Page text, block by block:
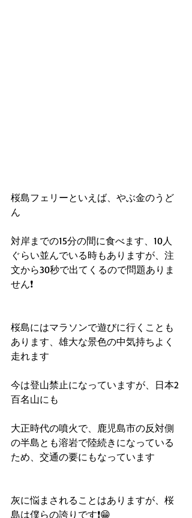
桜島フェリーといえば、やぶ金のうど
ん
対岸までの15分の間に食べます、10人
ぐらい並んでいる時もありますが、注
文から30秒で出てくるので問題ありま
せん❗️
桜島にはマラソンで遊びに行くことも
あります、雄大な景色の中気持ちよく
走れます
今は登山禁止になっていますが、日本2
百名山にも
大正時代の噴火で、鹿児島市の反対側
の半島とも溶岩で陸続きになっている
ため、交通の要にもなっています
灰に悩まされることはありますが、桜
島は僕らの誇りです❗️😁